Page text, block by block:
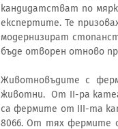
кандидатстват по
експертите. Те
модернизират
бъде отворен отново
Животновъдите с
животни. От ІІ-ра
са фермите от ІІІ-та
8066. От тях фермите с